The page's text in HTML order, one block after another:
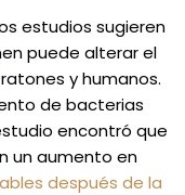
estudios sugieren
puede alterar el
ratones y humanos.
de bacterias
encontró que
un aumento en
después de la